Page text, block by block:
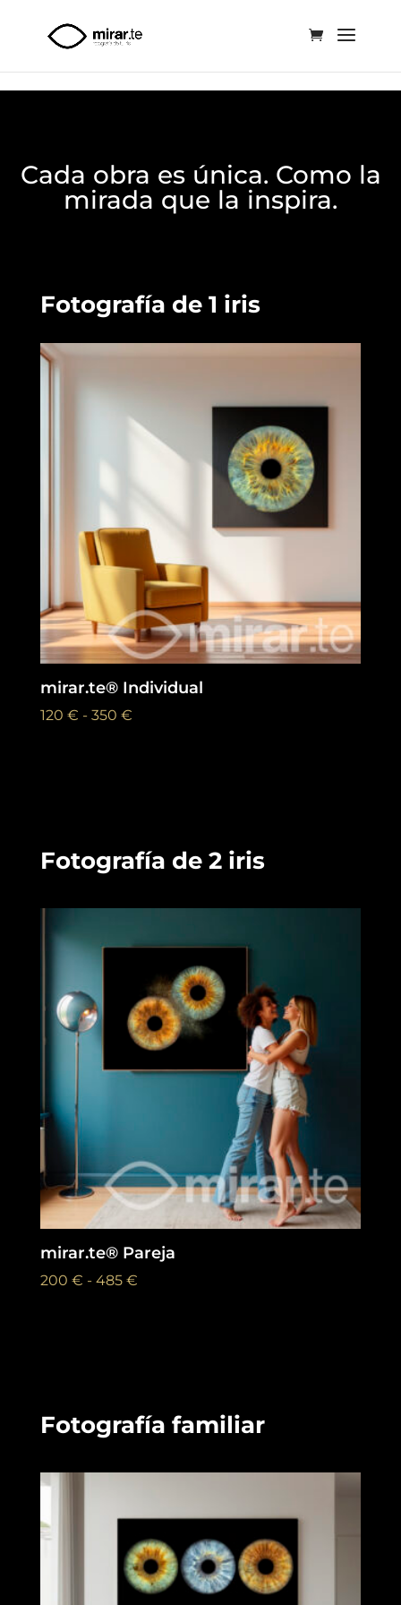
Cada obra es única. Como la
mirada que la inspira.
Fotografía de 1 iris
mirar.te® Individual
120 € - 350 €Rango
350 €
Fotografía de 2 iris
mirar.te® Pareja
200 € - 485 €Rango
485 €
Fotografía familiar